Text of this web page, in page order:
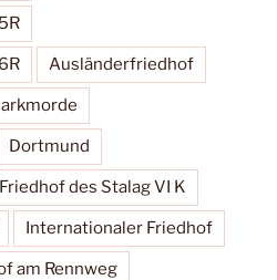
Ausländerfriedhof
Dortmund
Friedhof des Stalag VI K
Internationaler Friedhof
am Rennweg